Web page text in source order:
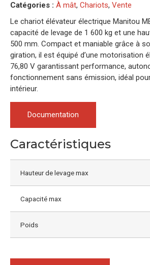
Catégories : À mât, Chariots, Vente
Le chariot élévateur électrique Manitou
capacité de levage de 1 600 kg et une
500 mm. Compact et maniable grâce à
giration, il est équipé d’une motorisation
76,80 V garantissant performance,
fonctionnement sans émission, idéal
intérieur.
Documentation
Caractéristiques
Hauteur de levage max
Capacité max
Poids